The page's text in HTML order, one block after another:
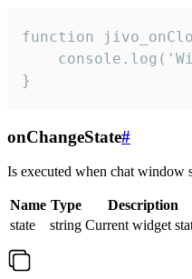
function
}
onChangeState#
Is executed when chat window
Name Type
Description
state
string Current widget